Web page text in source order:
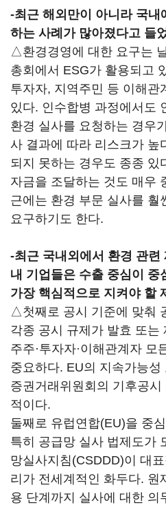
-최근 해외만이 아니라 국내
하는 사례가 많아졌다고 들
△환경경영에 대한 요구는
총회에서 ESG가 활용되고
투자자, 지역주민 등 이해관
있다. 인수합병 과정에서도
환경 실사를 요청하는 경우
사 결과에 따라 리스크가 높
되지 못하는 경우도 종종 있
자금을 조달하는 것도 매우
근에는 환경 부문 실사를 훨
요구하기도 한다.
-최근 국내외에서 환경 관련
내 기업들은 수출 중심이 중
가장 핵심적으로 지켜야 할
△첫째로 공시 기준에 맞춰
각종 공시 규제가 발효 또는
주주·투자자·이해관계자 모
중요하다. EU의 지속가능
증권거래위원회의 기후공
적이다.
둘째로 유럽연합(EU)을 중
특히 공급망 실사 법제도가
망실사지침(CSDDD)이 대
리가 전세계적인 화두다. 원
용 단계까지 실사에 대한 의